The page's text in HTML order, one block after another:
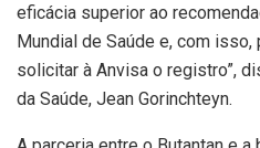
eficácia superior ao
Mundial de Saúde e, com
solicitar à Anvisa o registro”,
da Saúde, Jean Gorinchteyn.